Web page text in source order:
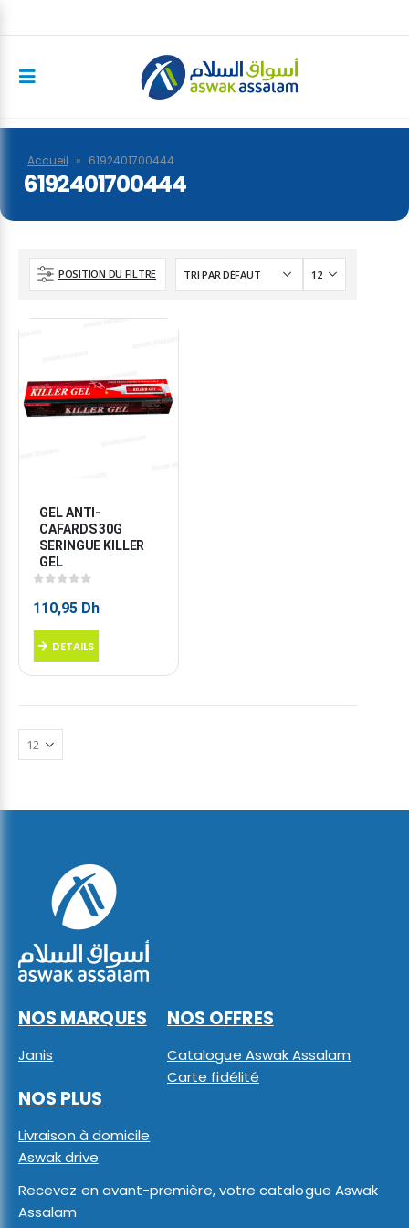
Accueil » 6192401700444
6192401700444
POSITION DU FILTRE
GEL ANTI-
CAFARDS 30G
SERINGUE KILLER
GEL
110,95 Dh
DETAILS
NOS MARQUES
Janis
NOS OFFRES
Catalogue Aswak Assalam
Carte fidélité
NOS PLUS
Livraison à domicile
Aswak drive
Recevez en avant-première, votre catalogue Aswak
Assalam